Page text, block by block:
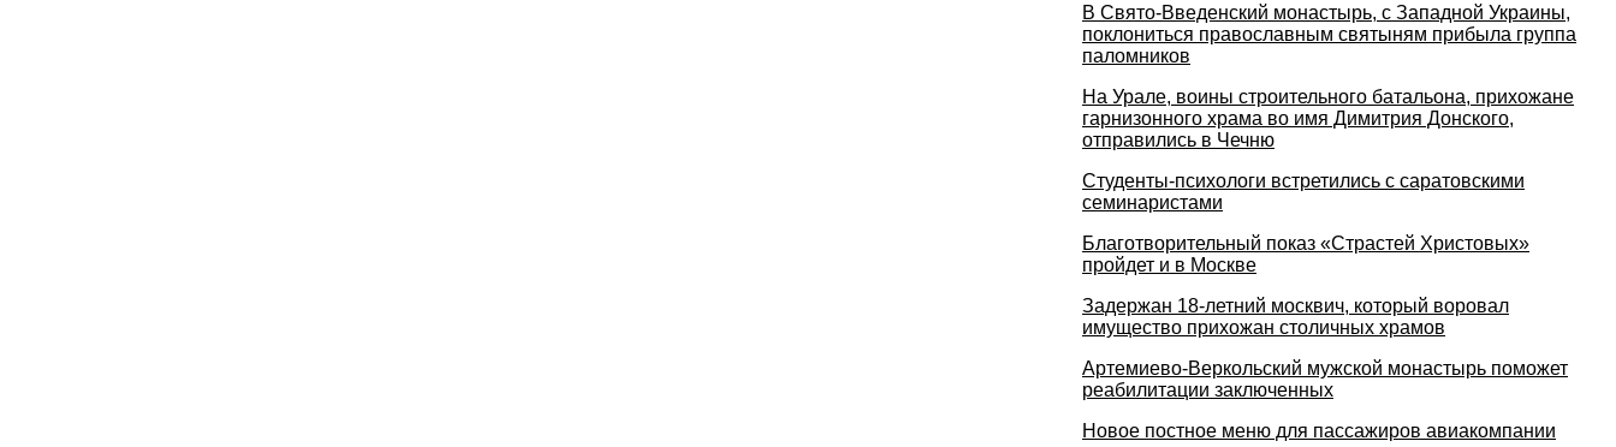
В Свято-Введенский монастырь, с Западной Украины,
поклониться православным святыням прибыла группа
паломников
На Урале, воины строительного батальона, прихожане
гарнизонного храма во имя Димитрия Донского,
отправились в Чечню
Студенты-психологи встретились с саратовскими
семинаристами
Благотворительный показ «Страстей Христовых»
пройдет и в Москве
Задержан 18-летний москвич, который воровал
имущество прихожан столичных храмов
Артемиево-Веркольский мужской монастырь поможет
реабилитации заключенных
Новое постное меню для пассажиров авиакомпании